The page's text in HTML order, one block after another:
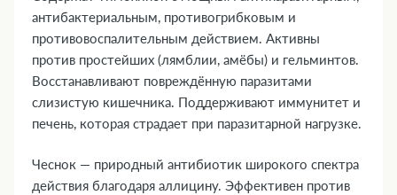
антибактериальным, противогрибковым и
противовоспалительным действием. Активны
против простейших (лямблии, амёбы) и гельминтов.
Восстанавливают повреждённую паразитами
слизистую кишечника. Поддерживают иммунитет и
печень, которая страдает при паразитарной нагрузке.
Чеснок — природный антибиотик широкого спектра
действия благодаря аллицину. Эффективен против